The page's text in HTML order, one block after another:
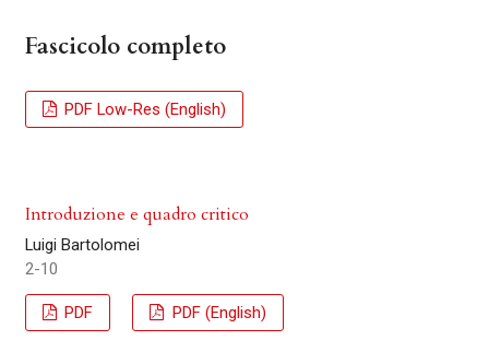
Fascicolo completo
PDF Low-Res (English)
Introduzione e quadro critico
Luigi Bartolomei
2-10
PDF PDF (English)